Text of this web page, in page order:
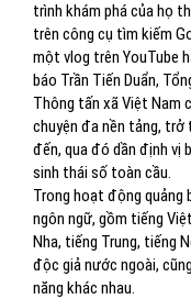
trình khám phá của họ
trên công cụ tìm kiếm
một vlog trên YouTube
báo Trần Tiến Duẩn,
Thông tấn xã Việt Nam
chuyện đa nền tảng, trở
đến, qua đó dần định vị
sinh thái số toàn cầu.
Trong hoạt động quảng
ngôn ngữ, gồm tiếng
Nha, tiếng Trung, tiếng
độc giả nước ngoài,
năng khác nhau.